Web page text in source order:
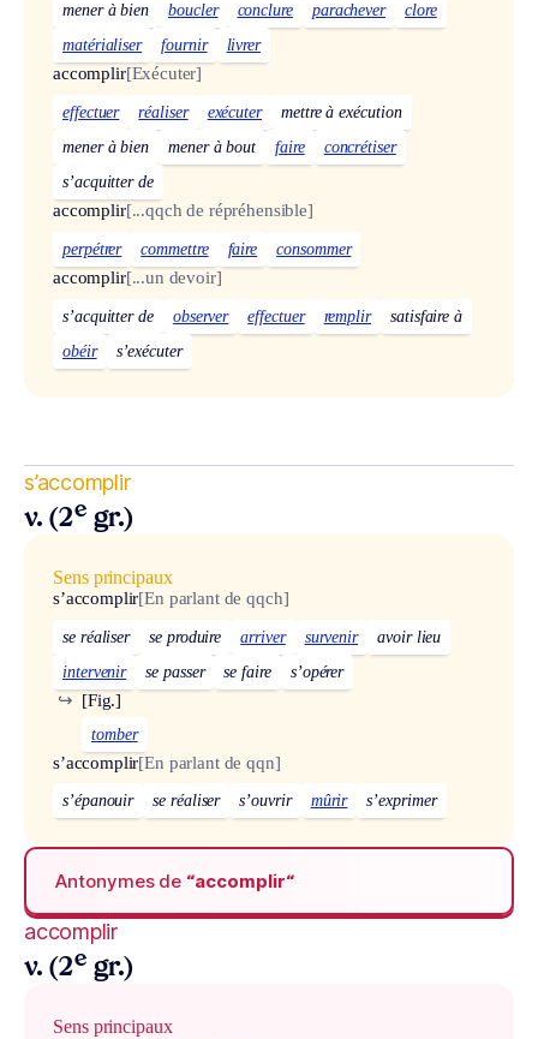
mener à bien
boucler conclure parachever
clore
matérialiser
fournir livrer
accomplir[Exécuter]
effectuer réaliser exécuter
mettre à exécution
mener à bien
mener à bout faire
concrétiser
s’acquitter de
accomplir[...qqch de répréhensible]
perpétrer commettre faire consommer
accomplir[...un devoir]
s’acquitter de observer effectuer remplir
satisfaire à
obéir
s’exécuter
s’accomplir
v. (2e gr.)
Sens principaux
s’accomplir[En parlant de qqch]
se réaliser se produire arriver survenir
avoir lieu
intervenir
se passer se faire s’opérer
[Fig.]
↪
tomber
s’accomplir[En parlant de qqn]
s’épanouir se réaliser s’ouvrir mûrir s’exprimer
Antonymes de “accomplir“
accomplir
v. (2e gr.)
Sens principaux